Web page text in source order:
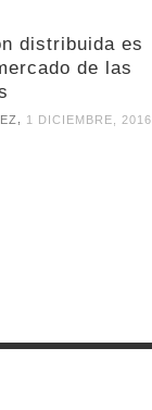
distribuida es
de las
1 DICIEMBRE, 2016